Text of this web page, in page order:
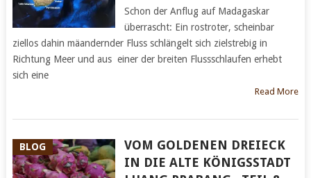
Schon der Anflug auf Madagaskar
überrascht: Ein rostroter, scheinbar
ziellos dahin mäandernder Fluss schlängelt sich zielstrebig in
Richtung Meer und aus einer der breiten Flussschlaufen erhebt
sich eine
Read More
BLOG
VOM GOLDENEN DREIECK
IN DIE ALTE KÖNIGSSTADT